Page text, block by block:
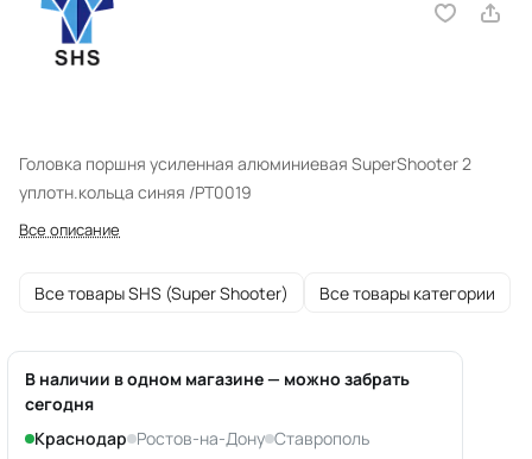
Головка поршня усиленная алюминиевая SuperShooter 2
уплотн.кольца синяя /PT0019
Все описание
Все товары SHS (Super Shooter) Все товары категории
В наличии в одном магазине — можно забрать
сегодня
Краснодар Ростов-на-Дону Ставрополь